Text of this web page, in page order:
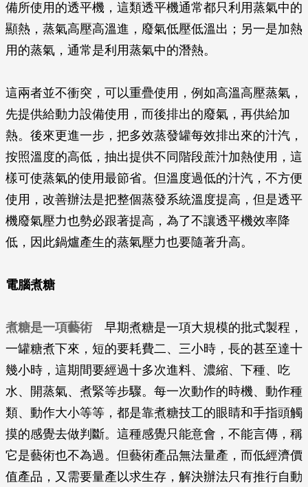
備所使用的透平機，這類透平機通常都只利用蒸氣中的
顯熱，蒸氣高壓高溫進，廢氣低壓低溫出；另一是加熱
用的蒸氣，通常是利用蒸氣中的潛熱。
這兩者並不衝突，可以重疊使用，例如高溫高壓蒸氣，
先提供給動力設備使用，而後排出的廢氣，再供給加
熱。後來更進一步，把多效蒸發罐每效排出來的汁汽，
按照溫度的高低，抽出提供不同階段蔗汁加熱使用，這
樣可使蒸氣的使用最節省。但溫度過低的汁汽，不方便
使用，改善辦法是把整個蒸發系統溫度提高，但是透平
機廢氣壓力也勢必跟著提高，為了不讓透平機效率降
低，因此鍋爐產生的蒸氣壓力也要隨著升高。
電腦煮糖
煮糖是一項藝術 早期煮糖是一項大規模的批式製程，
一罐糖煮下來，短的要耗費二、三小時，長的甚至達十
幾小時，這期間要經過十多次進料、濃縮、下種、吃
水、開蒸氣、煮緊等步驟。每一次動作的時機、動作種
類、動作大小等等，都是靠煮糖技工的眼睛和手指頭觸
摸的感覺去做判斷。這種感覺只能意會，不能言傳，稱
它是藝術也不為過。但藝術產品無法量產，而低經濟價
值產品，又需要量產以求生存，解決辦法只有推行自動